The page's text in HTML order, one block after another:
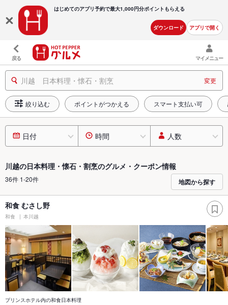
はじめてのアプリ予約で最大1,000円分ポイントもらえる
ダウンロード アプリで開く
戻る マイメニュー
川越 日本料理・懐石・割烹 変更
絞り込む ポイントがつかえる スマート支払い可
日付 時間 人数
川越の日本料理・懐石・割烹のグルメ・クーポン情報
36件 1-20件 地図から探す
和食 むさし野
和食 本川越
プリンスホテル内の和食日本料理